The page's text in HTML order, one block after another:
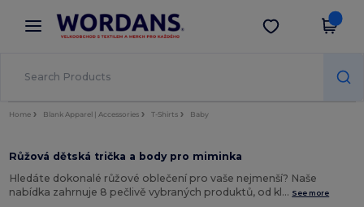
× Aplikace Wordans
Lepší ceny v aplikaci!
Stáhnout app
Home Blank Apparel | Accessories T-Shirts Baby
Růžová dětská trička a body pro miminka
Hledáte dokonalé růžové oblečení pro vaše nejmenší? Naše
nabídka zahrnuje 8 pečlivě vybraných produktů, od kl… See more